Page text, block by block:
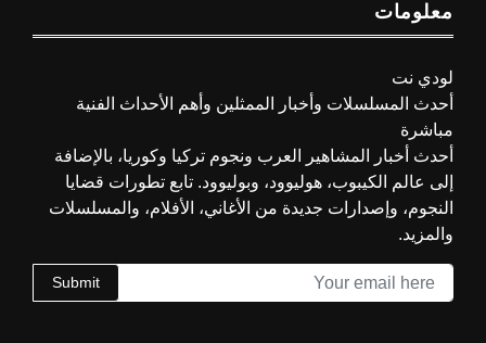
معلومات
لودي نت
أحدث المسلسلات وأخبار الممثلين وأهم الأحداث الفنية
مباشرة
أحدث أخبار المشاهير العرب ونجوم تركيا وكوريا، بالإضافة
إلى عالم الكيبوب، هوليوود، وبوليوود. تابع تطورات قضايا
النجوم، وإصدارات جديدة من الأغاني، الأفلام، والمسلسلات
والمزيد.
Submit